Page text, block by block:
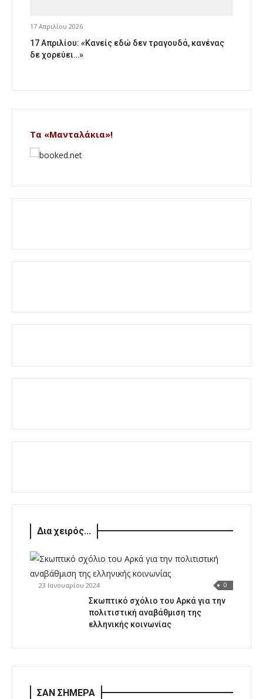
17 Απριλίου 2026
17 Απριλίου: «Κανείς εδώ δεν τραγουδά, κανένας
δε χορεύει…»
Τα «Μανταλάκια»!
Δια χειρός...
23 Ιανουαρίου 2024 0
Σκωπτικό σχόλιο του Αρκά για την
πολιτιστική αναβάθμιση της
ελληνικής κοινωνίας
ΣΑΝ ΣΗΜΕΡΑ